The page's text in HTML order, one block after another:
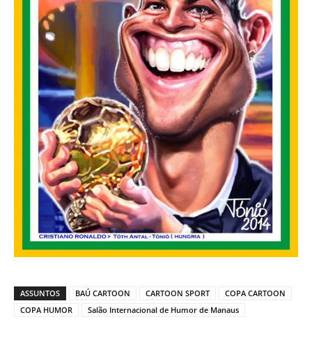
ASSUNTOS BAÚ CARTOON CARTOON SPORT
COPA CARTOON
COPA HUMOR
Salão Internacional de Humor de Manaus